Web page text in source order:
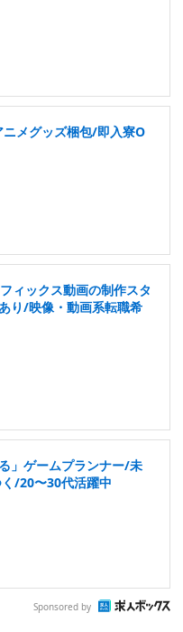
ニメグッズ梱包/即入寮O
ィックス動画の制作スタ
り/映像・動画系転職希
」ゲームプランナー/未
/20〜30代活躍中
Sponsored by